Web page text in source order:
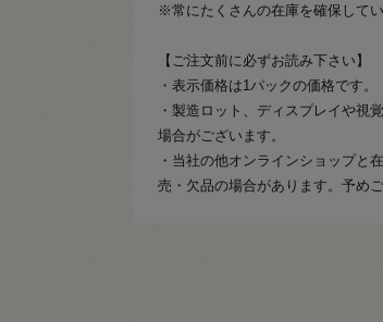
※常にたくさんの在庫を確保して
【ご注文前に必ずお読み下さい】
・表示価格は1パックの価格です。
・製造ロット、ディスプレイや視
場合がございます。
・当社の他オンラインショップと
売・欠品の場合があります。予めご